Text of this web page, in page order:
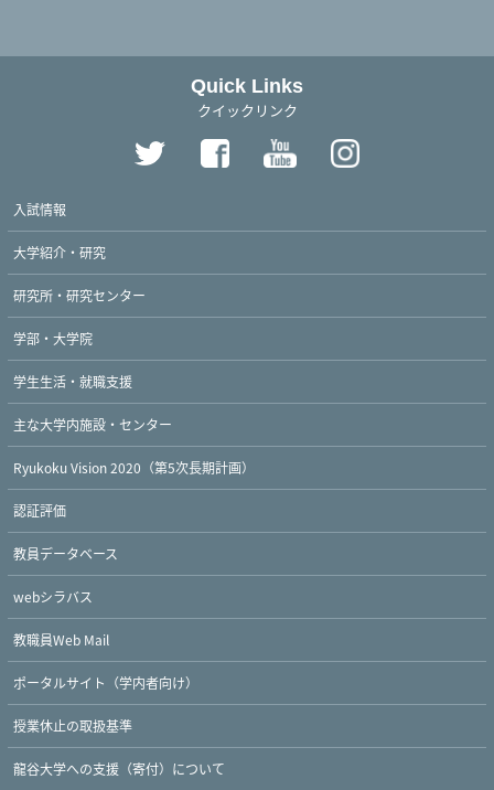
Quick Links
クイックリンク
入試情報
大学紹介・研究
研究所・研究センター
学部・大学院
学生生活・就職支援
主な大学内施設・センター
Ryukoku Vision 2020（第5次長期計画）
認証評価
教員データベース
webシラバス
教職員Web Mail
ポータルサイト（学内者向け）
授業休止の取扱基準
龍谷大学への支援（寄付）について